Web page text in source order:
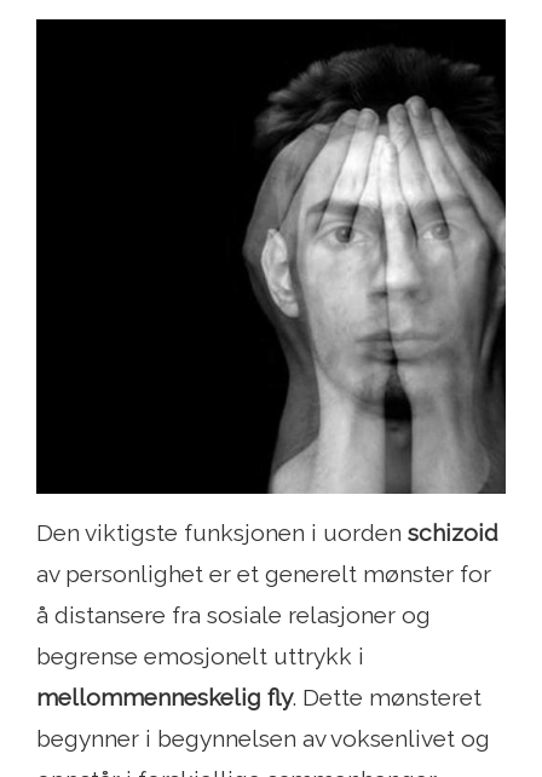
Den viktigste funksjonen i uorden schizoid
av personlighet er et generelt mønster for
å distansere fra sosiale relasjoner og
begrense emosjonelt uttrykk i
mellommenneskelig fly. Dette mønsteret
begynner i begynnelsen av voksenlivet og